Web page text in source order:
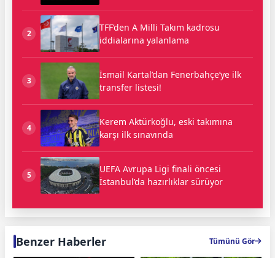
2
TFF’den A Milli Takım kadrosu
iddialarına yalanlama
3
İsmail Kartal’dan Fenerbahçe’ye ilk
transfer listesi!
4
Kerem Aktürkoğlu, eski takımına
karşı ilk sınavında
5
UEFA Avrupa Ligi finali öncesi
İstanbul’da hazırlıklar sürüyor
Benzer Haberler Tümünü Gör